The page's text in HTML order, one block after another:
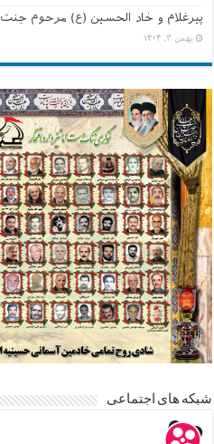
پیرغلام و خاد الحسین (ع) مرحوم
بهمن ۳, ۱۴۰۴
شبکه های اجتماعی